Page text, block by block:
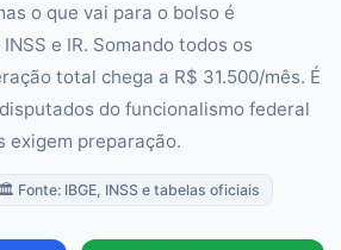
o que vai para o bolso é
e IR. Somando todos os
total chega a R$ 31.500/mês. É
do funcionalismo federal
exigem preparação.
🏛️ Fonte: IBGE, INSS e tabelas oficiais